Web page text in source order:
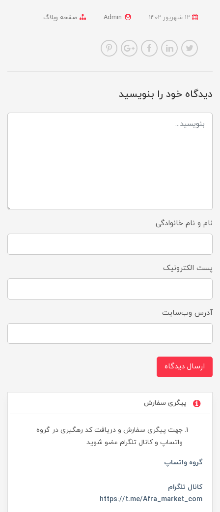
Admin صفحه وبلاگ
دیدگاه خود را بنویسید
نام و نام خانوادگی
پست الکترونیک
آدرس وب‌سایت
ارسال دیدگاه
پیگری سفارش
جهت پیگری سفارش و دریافت کد رهگیری در گروه
واتساپ و کانال تلگرام عضو شوید
گروه واتساپ
کانال تلگرام
https://t.me/Afra_market_com